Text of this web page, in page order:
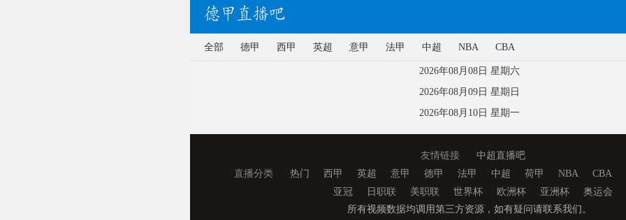
全部 德甲 西甲 英超 意甲 法甲 中超 NBA CBA
2026年08月08日 星期六
2026年08月09日 星期日
2026年08月10日 星期一
友情链接
中超直播吧
直播分类
热门 西甲 英超 意甲 德甲 法甲 中超 荷甲 NBA CBA
亚冠
日职联 美职联 世界杯 欧洲杯 亚洲杯
奥运会
所有视频数据均调用第三方资源，如有疑问请联系我们。